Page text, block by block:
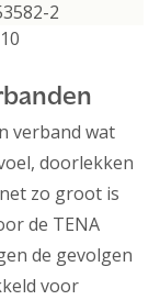
2
verband wat
doorlekken
zo groot is
de TENA
de gevolgen
voor